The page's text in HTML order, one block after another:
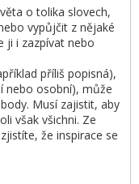
o tolika slovech,
vypůjčit z nějaké
ji i zazpívat nebo
příliš popisná),
nebo osobní), může
Musí zajistit, aby
však všichni. Ze
že inspirace se